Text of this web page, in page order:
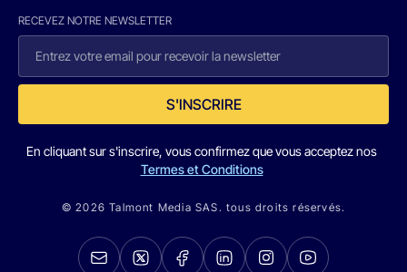
RECEVEZ NOTRE NEWSLETTER
S'INSCRIRE
En cliquant sur s'inscrire, vous confirmez que vous acceptez nos
Termes et Conditions
© 2026 Talmont Media SAS. tous droits réservés.